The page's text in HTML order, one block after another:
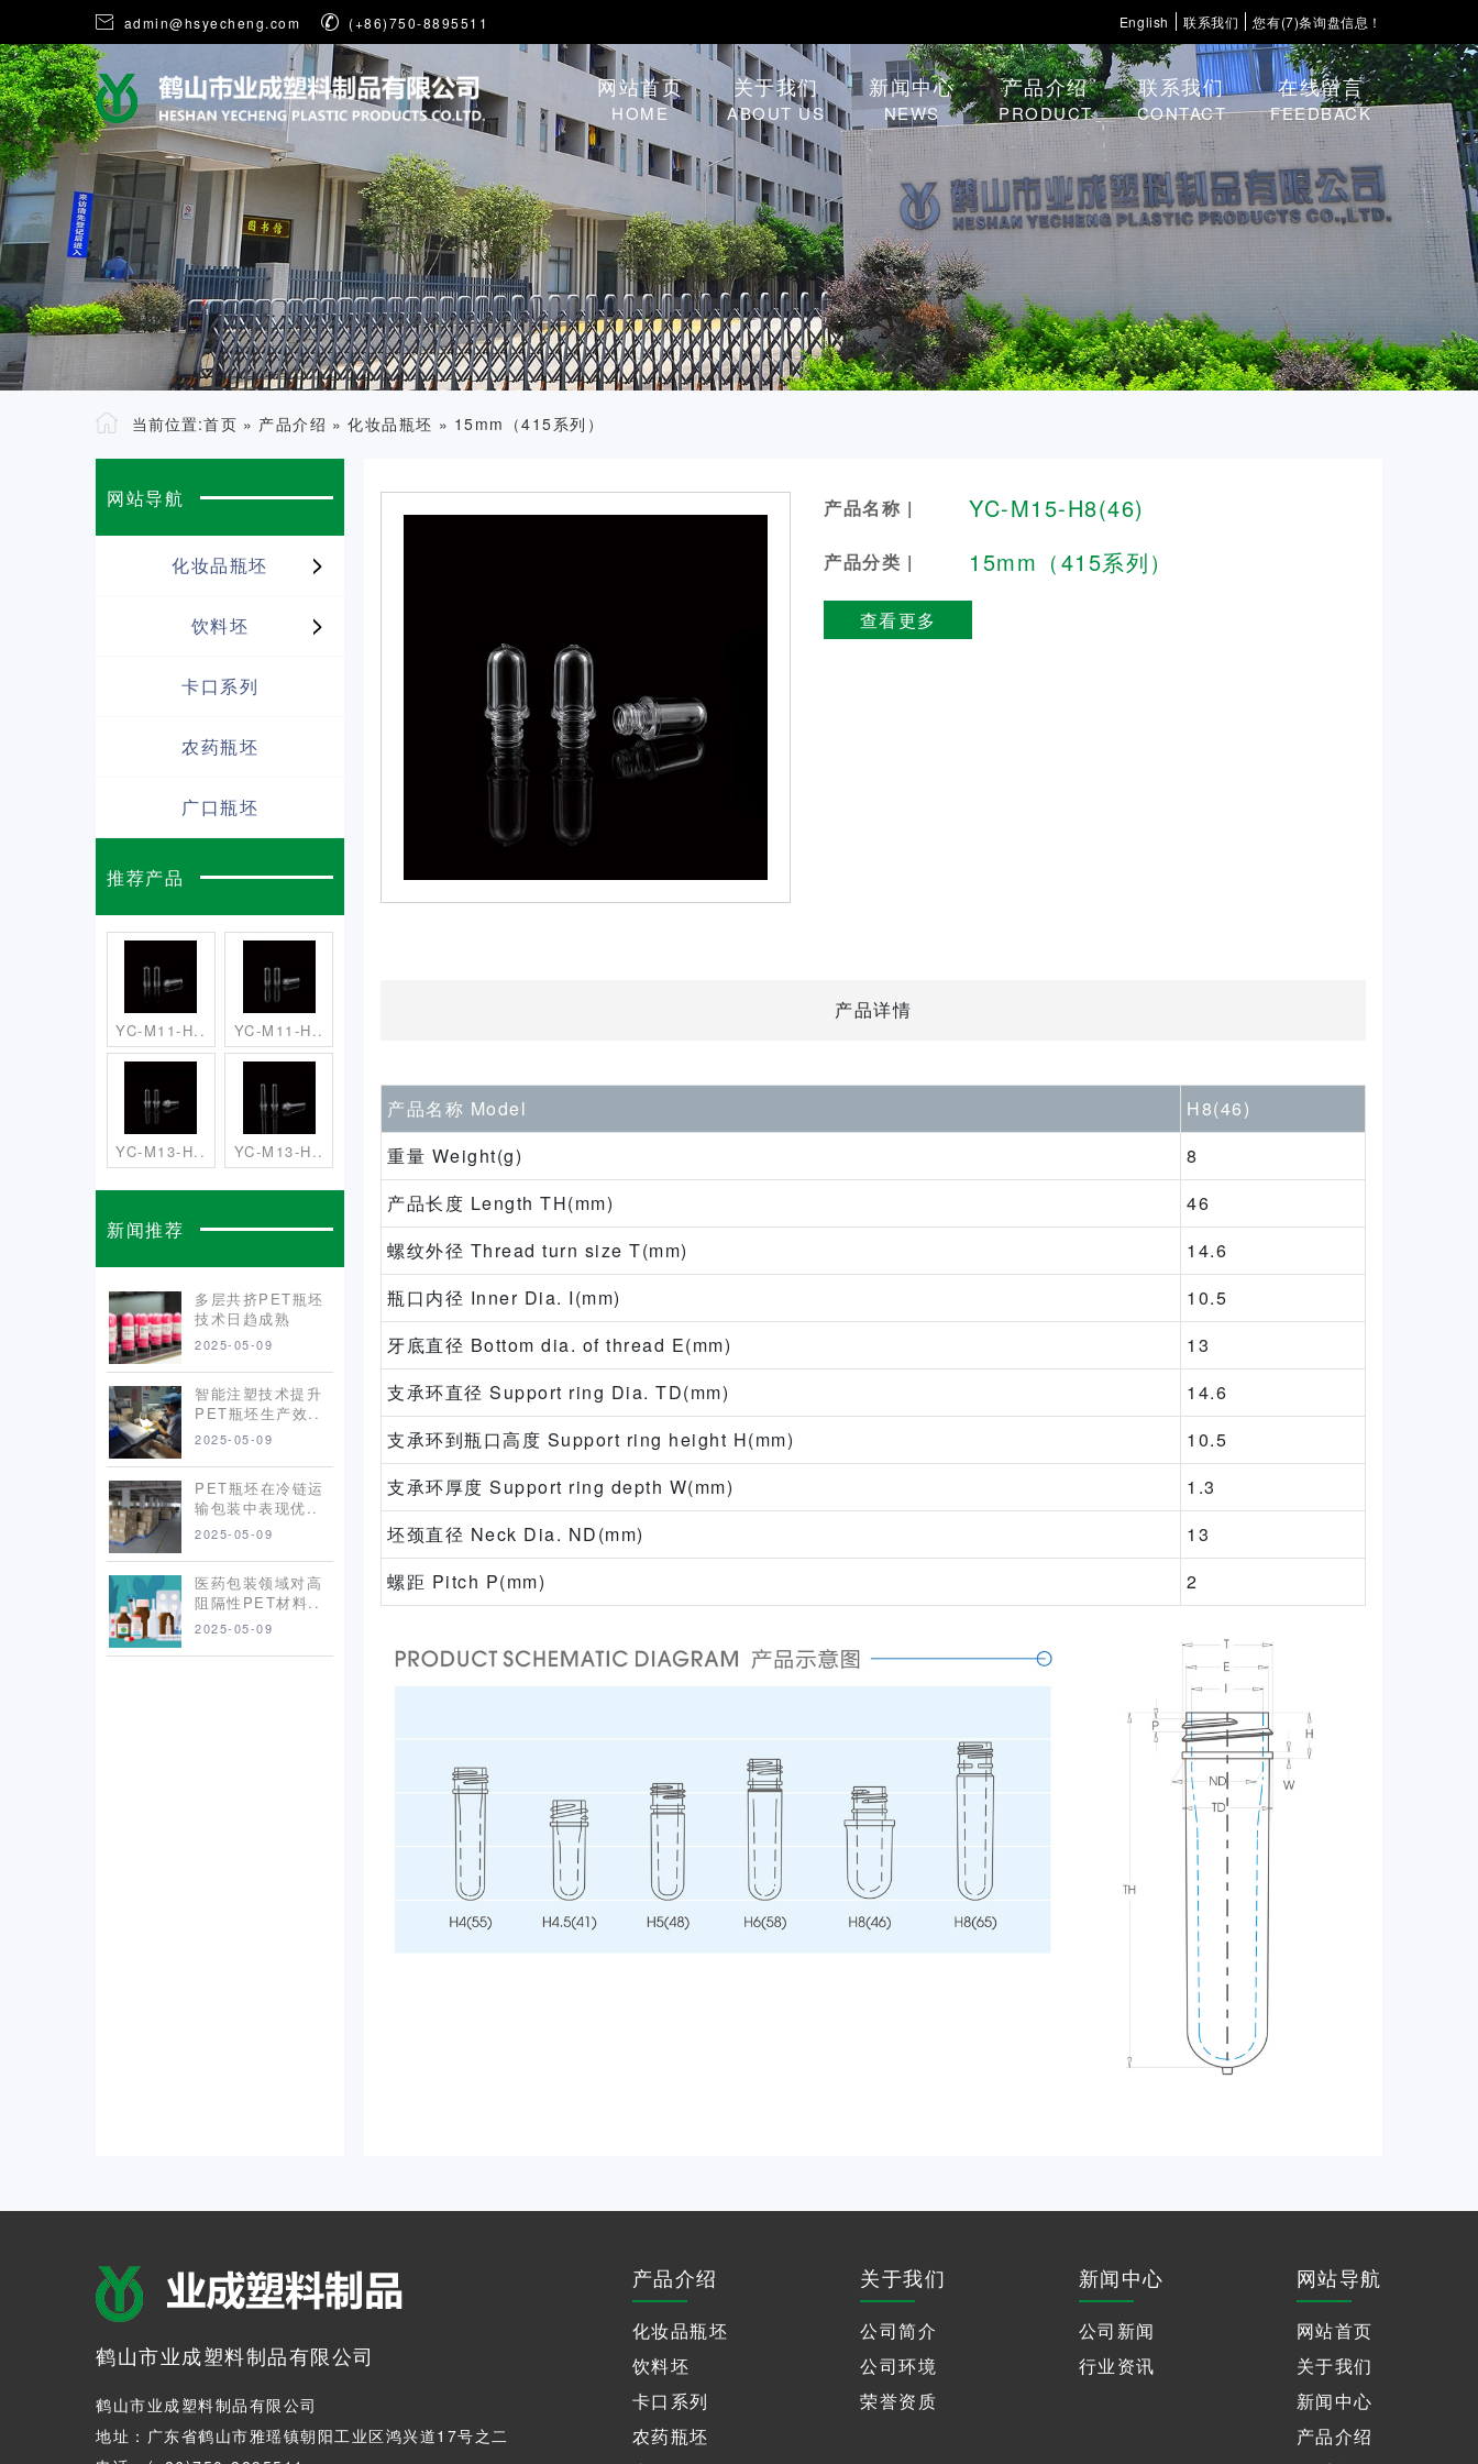
 admin@hsyecheng.com  (+86)750-8895511 English 联系我们 您有(7)条询盘信息！
网站首页
HOME
关于我们
ABOUT US
新闻中心
NEWS
产品介绍
PRODUCT
联系我们
CONTACT
在线留言
FEEDBACK
当前位置:首页 » 产品介绍 » 化妆品瓶坯 » 15mm（415系列）
网站导航
化妆品瓶坯
饮料坯
卡口系列
农药瓶坯
广口瓶坯
推荐产品
YC-M11-H.. YC-M11-H..
YC-M13-H.. YC-M13-H..
新闻推荐
多层共挤PET瓶坯
技术日趋成熟
2025-05-09
智能注塑技术提升
PET瓶坯生产效..
2025-05-09
PET瓶坯在冷链运
输包装中表现优..
2025-05-09
医药包装领域对高
阻隔性PET材料..
2025-05-09
产品名称 | YC-M15-H8(46)
产品分类 | 15mm（415系列）
查看更多
产品详情
产品名称 Model
H8(46)
重量 Weight(g)
8
产品长度 Length TH(mm)
46
螺纹外径 Thread turn size T(mm)
14.6
瓶口内径 Inner Dia. I(mm)
10.5
牙底直径 Bottom dia. of thread E(mm)
13
支承环直径 Support ring Dia. TD(mm)
14.6
支承环到瓶口高度 Support ring height H(mm)
10.5
支承环厚度 Support ring depth W(mm)
1.3
坯颈直径 Neck Dia. ND(mm)
13
螺距 Pitch P(mm)
2
鹤山市业成塑料制品有限公司
鹤山市业成塑料制品有限公司
地址：广东省鹤山市雅瑶镇朝阳工业区鸿兴道17号之二
产品介绍
化妆品瓶坯
饮料坯
卡口系列
农药瓶坯
关于我们
公司简介
公司环境
荣誉资质
新闻中心
公司新闻
行业资讯
网站导航
网站首页
关于我们
新闻中心
产品介绍